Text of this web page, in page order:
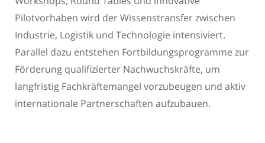
Pilotvorhaben wird der Wissenstransfer zwischen
Industrie, Logistik und Technologie intensiviert.
Parallel dazu entstehen Fortbildungsprogramme zur
Förderung qualifizierter Nachwuchskräfte, um
langfristig Fachkräftemangel vorzubeugen und aktiv
internationale Partnerschaften aufzubauen.